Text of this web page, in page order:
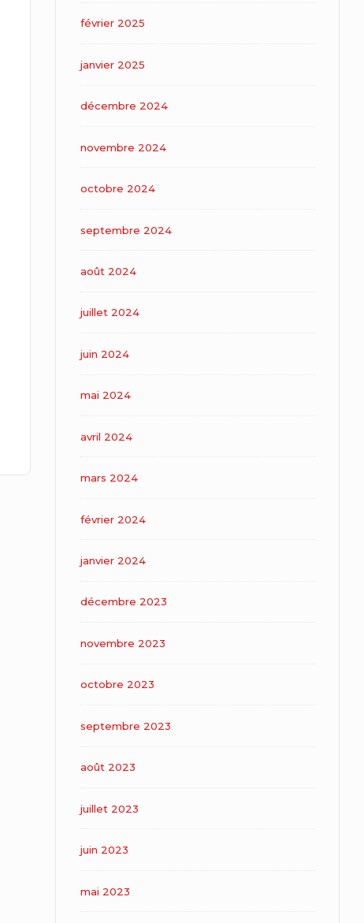
février 2025
janvier 2025
décembre 2024
novembre 2024
octobre 2024
septembre 2024
août 2024
juillet 2024
juin 2024
mai 2024
avril 2024
mars 2024
février 2024
janvier 2024
décembre 2023
novembre 2023
octobre 2023
septembre 2023
août 2023
juillet 2023
juin 2023
mai 2023